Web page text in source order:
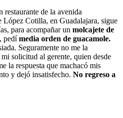
restaurante de la avenida
López Cotilla, en Guadalajara, sigue
para acompañar un molcajete de
pedímedia orden de guacamole.
Seguramente no me la
solicitud al gerente, quien desde
la respuesta que machacó mis
y dejó insatisfecho. No regreso a